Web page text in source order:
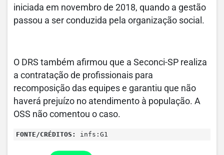
iniciada em novembro de 2018, quando a gestão
passou a ser conduzida pela organização social.
O DRS também afirmou que a Seconci-SP realiza
a contratação de profissionais para
recomposição das equipes e garantiu que não
haverá prejuízo no atendimento à população. A
OSS não comentou o caso.
FONTE/CRÉDITOS: infs:G1